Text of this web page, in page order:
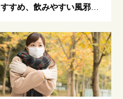
すすめ、飲みやすい風邪の